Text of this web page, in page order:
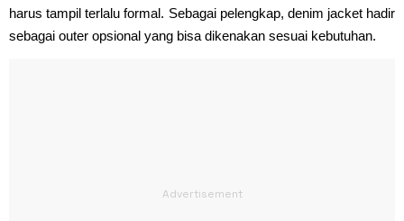
harus tampil terlalu formal. Sebagai pelengkap, denim jacket hadir
sebagai outer opsional yang bisa dikenakan sesuai kebutuhan.